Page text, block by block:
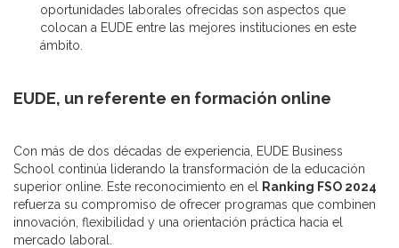
oportunidades laborales ofrecidas son aspectos que
colocan a EUDE entre las mejores instituciones en este
ámbito.
EUDE, un referente en formación online
Con más de dos décadas de experiencia, EUDE Business
School continúa liderando la transformación de la educación
superior online. Este reconocimiento en el
Ranking FSO 2024
refuerza su compromiso de ofrecer programas que combinen
innovación, flexibilidad y una orientación práctica hacia el
mercado laboral.